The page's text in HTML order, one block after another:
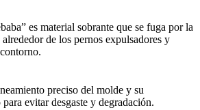
es material sobrante que se fuga por la
de los pernos expulsadores y
preciso del molde y su
evitar desgaste y degradación.